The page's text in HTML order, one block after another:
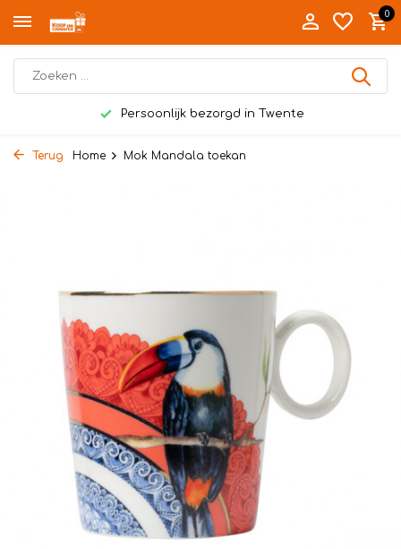
0
Persoonlijk bezorgd in Twente
Terug Home Mok Mandala toekan